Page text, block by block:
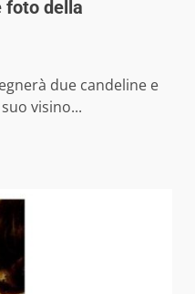
foto della
due candeline e
visino...